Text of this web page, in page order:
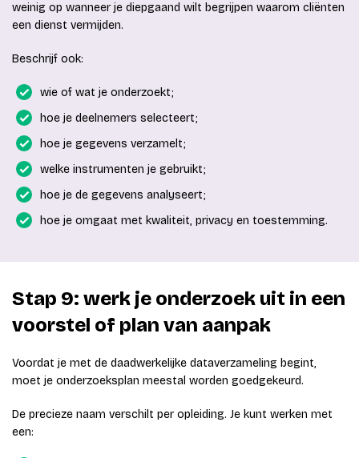
weinig op wanneer je diepgaand wilt begrijpen waarom cliënten
een dienst vermijden.
Beschrijf ook:
wie of wat je onderzoekt;
hoe je deelnemers selecteert;
hoe je gegevens verzamelt;
welke instrumenten je gebruikt;
hoe je de gegevens analyseert;
hoe je omgaat met kwaliteit, privacy en toestemming.
Stap 9: werk je onderzoek uit in een
voorstel of plan van aanpak
Voordat je met de daadwerkelijke dataverzameling begint,
moet je onderzoeksplan meestal worden goedgekeurd.
De precieze naam verschilt per opleiding. Je kunt werken met
een: